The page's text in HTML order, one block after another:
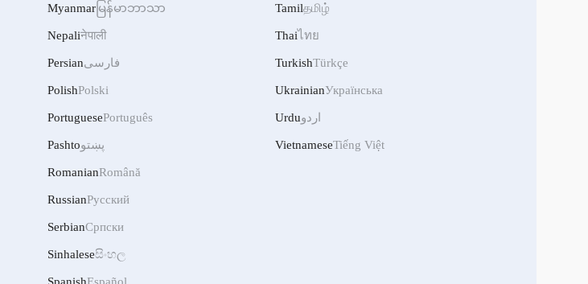
Myanmar မြန်မာဘာသာ
Nepaliनेपाली
Persianفارسی
PolishPolski
PortuguesePortuguês
Pashtoپښتو
RomanianRomână
RussianРусский
SerbianСрпски
Sinhaleseසිංහල
Tamilதமிழ்
Thaiไทย
TurkishTürkçe
UkrainianУкраїнська
Urduاردو
VietnameseTiếng Việt